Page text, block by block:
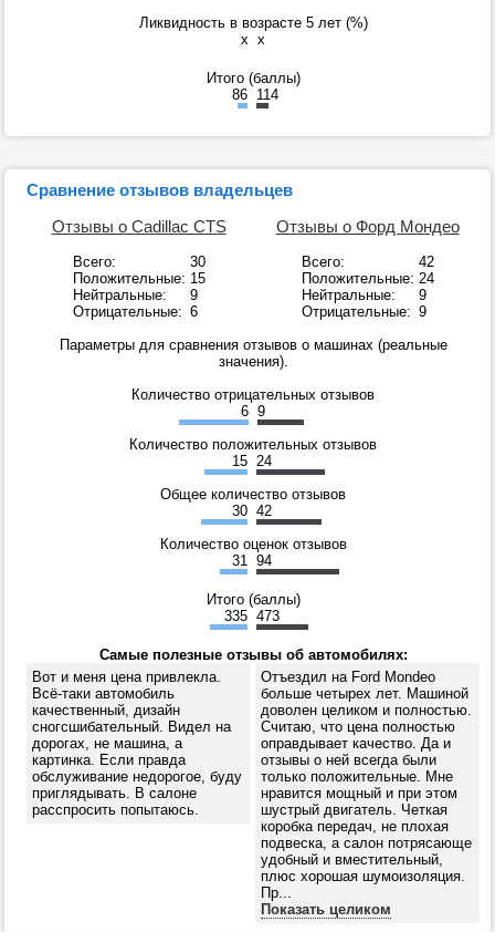
Ликвидность в возрасте 5 лет (%)
x x
Итого (баллы)
86 114
Сравнение отзывов владельцев
Отзывы о Cadillac CTS
Всего:
30
Положительные: 15
Нейтральные:
9
Отрицательные: 6
Отзывы о Форд Мондео
Всего:
42
Положительные: 24
Нейтральные:
9
Отрицательные: 9
Параметры для сравнения отзывов о машинах (реальные
значения).
Количество отрицательных отзывов
6 9
Количество положительных отзывов
15 24
Общее количество отзывов
30 42
Количество оценок отзывов
31 94
Итого (баллы)
335 473
Самые полезные отзывы об автомобилях:
Вот и меня цена привлекла.
Всё-таки автомобиль
качественный, дизайн
сногсшибательный. Видел на
дорогах, не машина, а
картинка. Если правда
обслуживание недорогое, буду
приглядывать. В салоне
расспросить попытаюсь.
Отъездил на Ford Mondeo
больше четырех лет. Машиной
доволен целиком и полностью.
Считаю, что цена полностью
оправдывает качество. Да и
отзывы о ней всегда были
только положительные. Мне
нравится мощный и при этом
шустрый двигатель. Четкая
коробка передач, не плохая
подвеска, а салон потрясающе
удобный и вместительный,
плюс хорошая шумоизоляция.
Пр...
Показать целиком